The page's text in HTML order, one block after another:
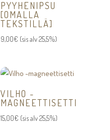
PYYHENIPSU
[OMALLA
TEKSTILLÄ]
9,00€ (sis alv 25,5%)
VILHO -
MAGNEETTISETTI
15,00€ (sis alv 25,5%)